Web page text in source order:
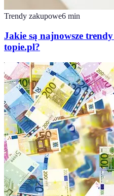
Trendy zakupowe6 min
Jakie są najnowsze
topie.pl?